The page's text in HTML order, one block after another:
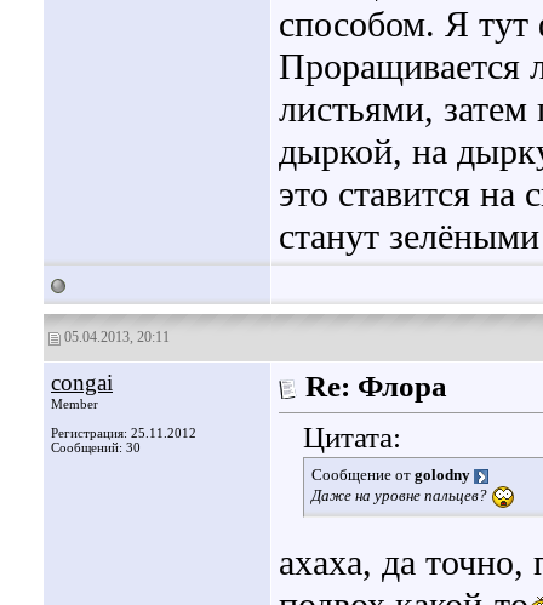
способом. Я
Проращивается
листьями,
дыркой, на
это ставится на
станут
05.04.2013, 20:11
congai
Member
Регистрация: 25.11.2012
Сообщений: 30
Re: Флора
Цитата:
Сообщение от golodny
Даже на уровне пальцев?
ахаха, да